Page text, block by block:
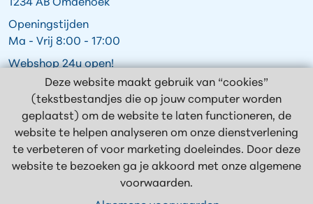
Deze website maakt gebruik van “cookies”
(tekstbestandjes die op jouw computer worden
geplaatst) om de website te laten functioneren, de
website te helpen analyseren om onze dienstverlening
te verbeteren of voor marketing doeleindes. Door deze
website te bezoeken ga je akkoord met onze algemene
voorwaarden.
1234 AB Omdehoek
Openingstijden
Ma - Vrij 8:00 - 17:00
Webshop 24u open!
Volg ons op: